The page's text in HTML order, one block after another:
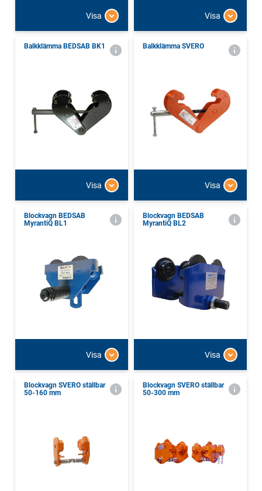
Visa Visa
Balkklämma BEDSAB BK1
Visa
Balkklämma SVERO
Visa
Blockvagn BEDSAB
MyrantiQ BL1
Visa
Blockvagn BEDSAB
MyrantiQ BL2
Visa
Blockvagn SVERO ställbar
50-160 mm
Blockvagn SVERO ställbar
50-300 mm